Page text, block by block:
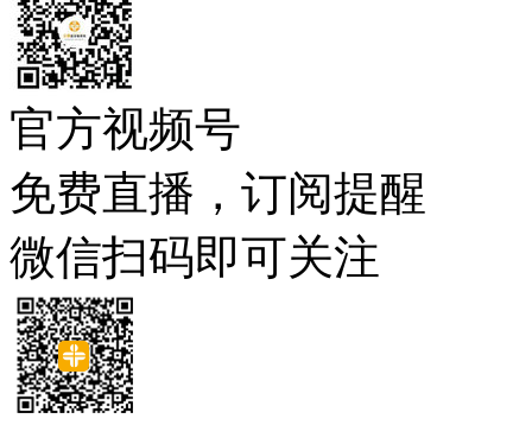
官方视频号
免费直播，订阅提醒
微信扫码即可关注